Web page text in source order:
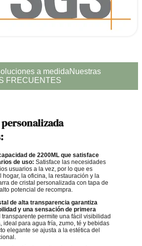
a medidaNuestras
FRECUENTES
de 2200ML que satisface
de uso: Satisface las necesidades
usuarios a la vez, por lo que es
hogar, la oficina, la restauración y la
de cristal personalizada con tapa de
potencial de recompra.
de alta transparencia garantiza
y una sensación de primera
transparente permite una fácil visibilidad
ideal para agua fría, zumo, té y bebidas
elegante se ajusta a la estética del